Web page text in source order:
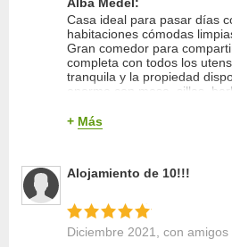
Casa ideal para pasar días
habitaciones cómodas
Gran comedor para
completa con todos los
tranquila y la propiedad
enorme con mesa, sillas,
espacio seguro para pasar
naturaleza. Recomendable
Trato del propietario
Entorno
+ Más
Alojamiento de 10!!!
Diciembre 2021, con amigos